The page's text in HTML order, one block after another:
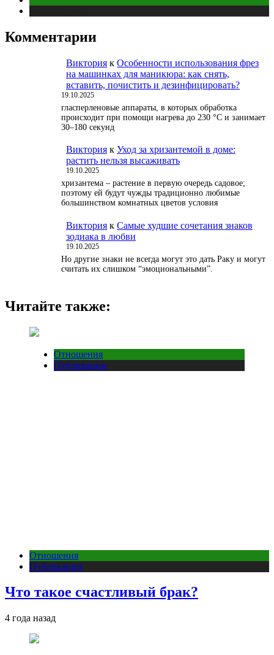
Комментарии
Виктория к Особенности использования фрез
на машинках для маникюра: как снять,
вставить, почистить и дезинфицировать?
19.10.2025
гласперленовые аппараты, в которых обработка
происходит при помощи нагрева до 230 °С и занимает
30–180 секунд
Виктория к Уход за хризантемой в доме:
растить нельзя высаживать
19.10.2025
хризантема – растение в первую очередь садовое;
поэтому ей будут чужды традиционно любимые
большинством комнатных цветов условия
Виктория к Самые худшие сочетания знаков
зодиака в любви
19.10.2025
Но другие знаки не всегда могут это дать Раку и могут
считать их слишком “эмоциональными”.
Читайте также:
Отношения
Публикации
Отношения
Публикации
Что такое счастливый брак?
4 года назад